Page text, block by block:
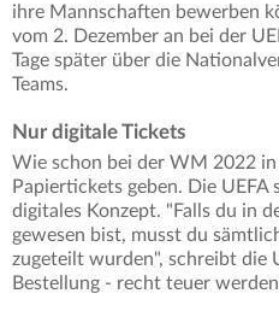
ihre Mannschaften bewerben
vom 2. Dezember an bei der
Tage später über die
Teams.
Nur digitale Tickets
Wie schon bei der WM 2022
Papiertickets geben. Die
digitales Konzept. "Falls du in
gewesen bist, musst du
zugeteilt wurden", schreibt die
Bestellung - recht teuer